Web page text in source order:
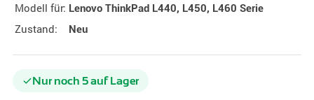
Modell für: Lenovo ThinkPad L440, L450, L460 Serie
Zustand: Neu
Nur noch 5 auf Lager